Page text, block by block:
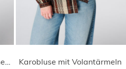
Kurzer Blazer mit Puffärmeln Karobluse mit Volantärmeln